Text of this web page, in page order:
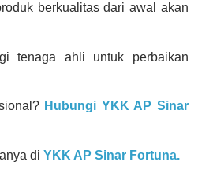
berkualitas dari awal akan
tenaga ahli untuk perbaikan
Hubungi YKK AP Sinar
di YKK AP Sinar Fortuna.